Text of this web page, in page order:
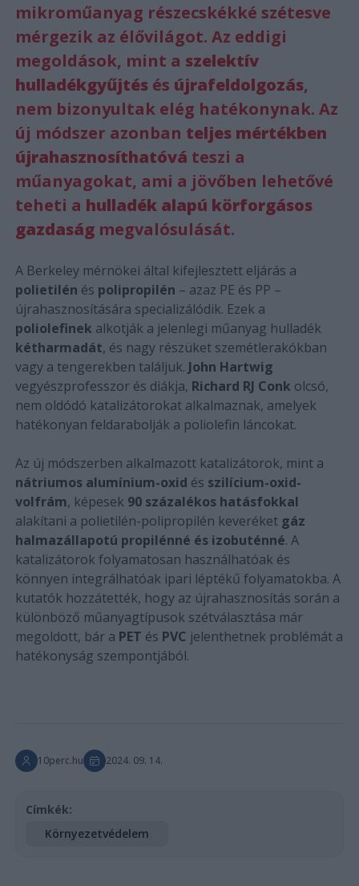
mikroműanyag részecskékké szétesve
mérgezik az élővilágot. Az eddigi
megoldások, mint a szelektív
hulladékgyűjtésés újrafeldolgozás,
nem bizonyultak elég hatékonynak. Az
új módszer azonban teljes mértékben
újrahasznosíthatóvá teszi a
műanyagokat, ami a jövőben lehetővé
teheti a hulladék alapú körforgásos
gazdaságmegvalósulását.
A Berkeley mérnökei által kifejlesztett eljárás a
polietilén és polipropilén – azaz PE és PP –
újrahasznosítására specializálódik. Ezek a
poliolefinek alkotják a jelenlegi műanyag hulladék
kétharmadát, és nagy részüket szemétlerakókban
vagy a tengerekben találjuk. John Hartwig
vegyészprofesszor és diákja, Richard RJ Conk olcsó,
nem oldódó katalizátorokat alkalmaznak, amelyek
hatékonyan feldarabolják a poliolefin láncokat.
Az új módszerben alkalmazott katalizátorok, mint a
nátriumos alumínium-oxid és szilícium-oxid-
volfrám, képesek 90 százalékos hatásfokkal
alakítani a polietilén-polipropilén keveréket gáz
halmazállapotú propilénné és izobuténné. A
katalizátorok folyamatosan használhatóak és
könnyen integrálhatóak ipari léptékű folyamatokba. A
kutatók hozzátették, hogy az újrahasznosítás során a
különböző műanyagtípusok szétválasztása már
megoldott, bár a PET és PVC jelenthetnek problémát a
hatékonyság szempontjából.
10perc.hu 2024. 09. 14.
Címkék:
Környezetvédelem